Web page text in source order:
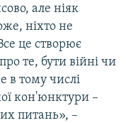
але ніяк
ніхто не
це створює
те, бути війні чи
в тому числі
кон'юнктури –
питань», –